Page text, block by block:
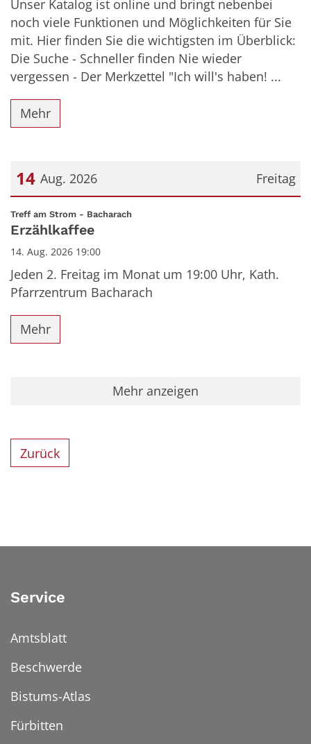
Unser Katalog ist online und bringt nebenbei
noch viele Funktionen und Möglichkeiten für Sie
mit. Hier finden Sie die wichtigsten im Überblick:
Die Suche - Schneller finden Nie wieder
vergessen - Der Merkzettel "Ich will's haben! ...
Mehr
Freitag
14 Aug. 2026
Datum: 14. August 2026
Treff am Strom - Bacharach
Erzählkaffee
14. Aug. 2026 19:00
Jeden 2. Freitag im Monat um 19:00 Uhr, Kath.
Pfarrzentrum Bacharach
Mehr
Mehr anzeigen
Zurück
Service
Amtsblatt
Beschwerde
Bistums-Atlas
Fürbitten